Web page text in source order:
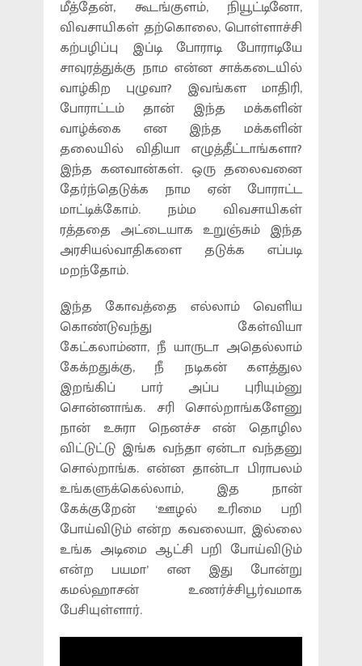
மீத்தேன், கூடங்குளம், நியூட்டினோ,
விவசாயிகள் தற்கொலை, பொள்ளாச்சி
கற்பழிப்பு இப்டி போராடி போராடியே
சாவுரத்துக்கு நாம என்ன சாக்கடையில்
வாழ்கிற புழுவா? இவங்கள மாதிரி,
போராட்டம் தான் இந்த மக்களின்
வாழ்க்கை என இந்த மக்களின்
தலையில் விதியா எழுத்தீட்டாங்களா?
இந்த கனவான்கள். ஒரு தலைவனை
தேர்ந்தெடுக்க நாம ஏன் போராட்ட
மாட்டிக்கோம். நம்ம விவசாயிகள்
ரத்ததை அட்டையாக உறுஞ்சும் இந்த
அரசியல்வாதிகளை தடுக்க எப்படி
மறந்தோம்.
இந்த கோவத்தை எல்லாம் வெளிய
கொண்டுவந்து கேள்வியா
கேட்கலாம்னா, நீ யாருடா அதெல்லாம்
கேக்றதுக்கு, நீ நடிகன் களத்துல
இறங்கிப் பார் அப்ப புரியும்னு
சொன்னாங்க. சரி சொல்றாங்களேனு
நான் உசுரா நெனச்ச என் தொழில
விட்டுட்டு இங்க வந்தா ஏன்டா வந்தனு
சொல்றாங்க. என்ன தான்டா பிராபலம்
உங்களுக்கெல்லாம், இத நான்
கேக்குறேன் ‘ஊழல் உரிமை பறி
போய்விடும் என்ற கவலையா, இல்லை
உங்க அடிமை ஆட்சி பறி போய்விடும்
என்ற பயமா’ என இது போன்று
கமல்ஹாசன் உணர்ச்சிபூர்வமாக
பேசியுள்ளார்.